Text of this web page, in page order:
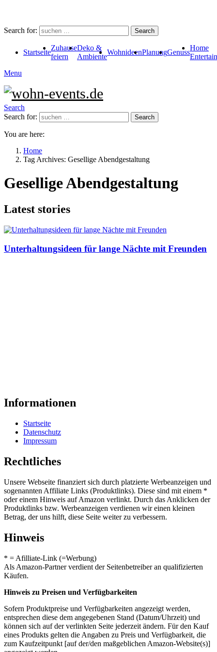
Search for: Search
Startseite
Zuhause
feiern
Deko &
Ambiente
WohnideenPlanungGenuss
Home
Menu
Search
Search for:
Search
You are here:
Home
Tag Archives: Gesellige Abendgestaltung
Gesellige Abendgestaltung
Latest stories
Unterhaltungsideen für lange Nächte mit Freunden
Informationen
Startseite
Datenschutz
Impressum
Rechtliches
Unsere Webseite finanziert sich durch platzierte Werbeanzeigen und
sogenannten Affiliate Links (Produktlinks). Diese sind mit einem *
oder einem Hinweis auf Amazon verlinkt. Durch das Anklicken der
Produktlinks bzw. Werbeanzeigen verdienen wir einen kleinen
Betrag, der uns hilft, diese Seite weiter zu verbessern.
Hinweis
* = Afilliate-Link (=Werbung)
Als Amazon-Partner verdient der Seitenbetreiber an qualifizierten
Käufen.
Hinweis zu Preisen und Verfügbarkeiten
Sofern Produktpreise und Verfügbarkeiten angezeigt werden,
entsprechen diese dem angegebenen Stand (Datum/Uhrzeit) und
können sich auf der verlinkten Seite jederzeit ändern. Für den Kauf
eines Produkts gelten die Angaben zu Preis und Verfügbarkeit, die
zum Kaufzeitpunkt [auf der/den maßgeblichen Amazon-Website(s)]